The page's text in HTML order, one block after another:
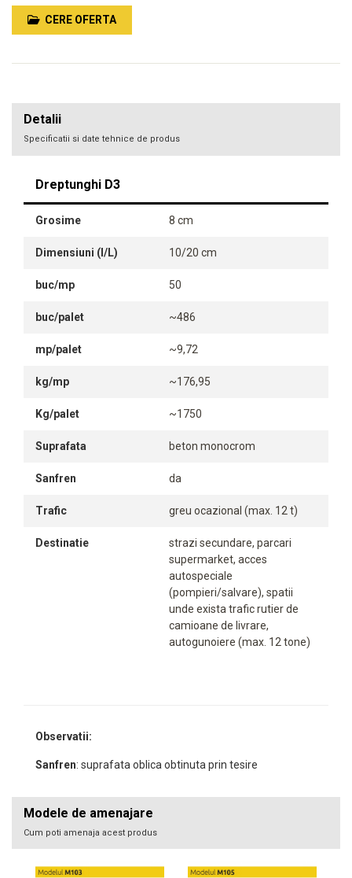
CERE OFERTA
Detalii
Specificatii si date tehnice de produs
Dreptunghi D3
Grosime 8 cm
Dimensiuni (l/L) 10/20 cm
buc/mp 50
buc/palet ~486
mp/palet ~9,72
kg/mp ~176,95
Kg/palet ~1750
Suprafata beton monocrom
Sanfren da
Trafic greu ocazional (max. 12 t)
Destinatie
strazi secundare, parcari
supermarket, acces
autospeciale
(pompieri/salvare), spatii
unde exista trafic rutier de
camioane de livrare,
autogunoiere (max. 12 tone)
Observatii:
Sanfren: suprafata oblica obtinuta prin tesire
Modele de amenajare
Cum poti amenaja acest produs